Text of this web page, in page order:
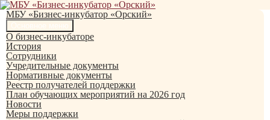
Перейти
содержимому
МБУ «Бизнес-инкубатор «Орский»
Поиск
О бизнес-инкубаторе
История
Сотрудники
Учредительные документы
Нормативные документы
Реестр получателей поддержки
План обучающих мероприятий на 2026 год
Новости
Меры поддержки